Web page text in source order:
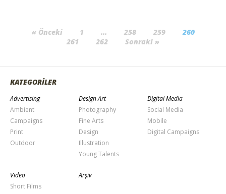
« Önceki 1 … 258 259
260
261
262 Sonraki »
KATEGORİLER
Advertising
Ambient
Campaigns
Print
Outdoor
Design Art
Photography
Fine Arts
Design
Illustration
Young Talents
Digital Media
Social Media
Mobile
Digital Campaigns
Video
Short Films
Arşiv